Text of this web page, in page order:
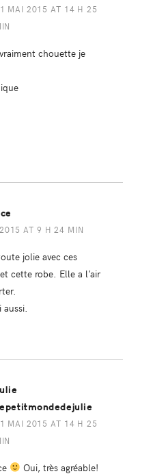
MAI 2015 AT 14 H 25
chouette je
AT 9 H 24 MIN
jolie avec ces
cette robe. Elle a l’air
MAI 2015 AT 14 H 25
Oui, très agréable!